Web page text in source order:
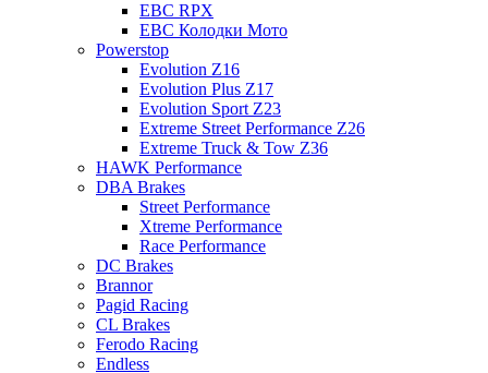
EBC RPX
EBC Колодки Мото
Powerstop
Evolution Z16
Evolution Plus Z17
Evolution Sport Z23
Extreme Street Performance Z26
Extreme Truck & Tow Z36
HAWK Performance
DBA Brakes
Street Performance
Xtreme Performance
Race Performance
DC Brakes
Brannor
Pagid Racing
CL Brakes
Ferodo Racing
Endless